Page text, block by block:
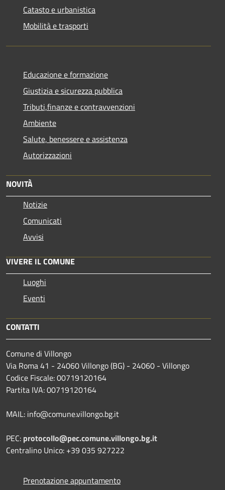
Catasto e urbanistica
Mobilità e trasporti
Educazione e formazione
Giustizia e sicurezza pubblica
Tributi,finanze e contravvenzioni
Ambiente
Salute, benessere e assistenza
Autorizzazioni
NOVITÀ
Notizie
Comunicati
Avvisi
VIVERE IL COMUNE
Luoghi
Eventi
CONTATTI
Comune di Villongo
Via Roma 41 - 24060 Villongo (BG) - 24060 - Villongo
Codice Fiscale: 00719120164
Partita IVA: 00719120164
MAIL: info@comune.villongo.bg.it
PEC: protocollo@pec.comune.villongo.bg.it
Centralino Unico: +39 035 927222
Prenotazione appuntamento